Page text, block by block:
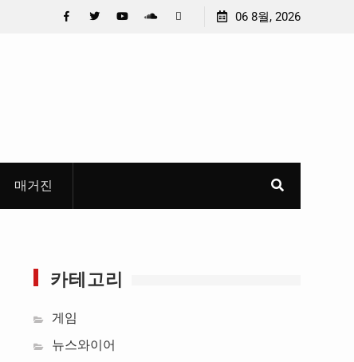
충청 청소년이 만든 U대회 홍보 영상…최종 6편 선정
06 8월, 2026
매거진
카테고리
게임
뉴스와이어